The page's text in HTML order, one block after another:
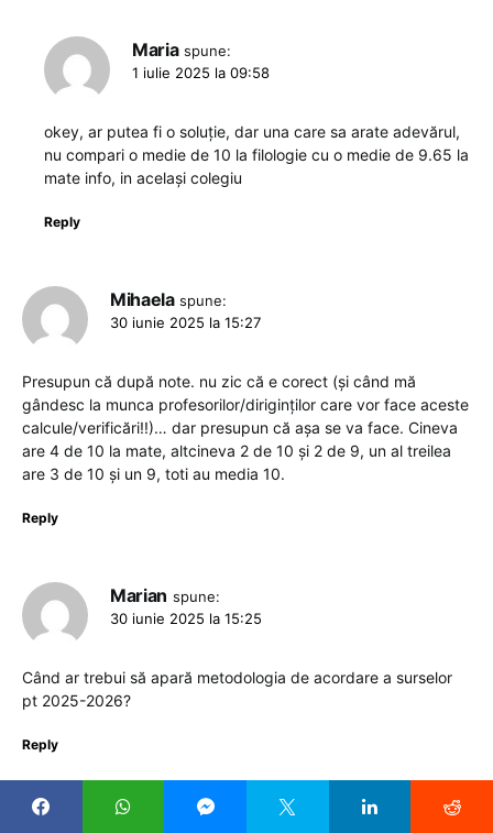
Maria spune:
1 iulie 2025 la 09:58
okey, ar putea fi o soluție, dar una care sa arate adevărul,
nu compari o medie de 10 la filologie cu o medie de 9.65 la
mate info, in același colegiu
Reply
Mihaela spune:
30 iunie 2025 la 15:27
Presupun că după note. nu zic că e corect (și când mă
gândesc la munca profesorilor/diriginților care vor face aceste
calcule/verificări!!)… dar presupun că așa se va face. Cineva
are 4 de 10 la mate, altcineva 2 de 10 și 2 de 9, un al treilea
are 3 de 10 și un 9, toti au media 10.
Reply
Marian spune:
30 iunie 2025 la 15:25
Când ar trebui să apară metodologia de acordare a surselor
pt 2025-2026?
Reply